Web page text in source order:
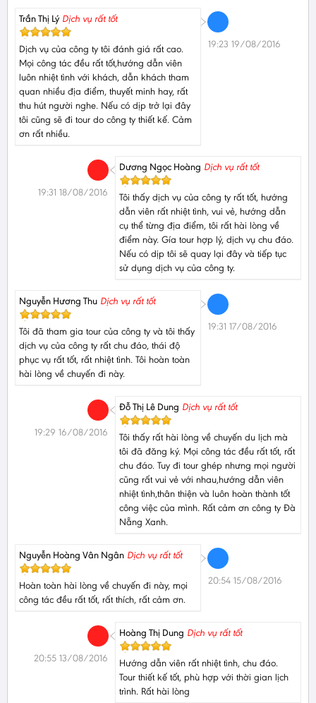
Trần Thị Lý Dịch vụ rất tốt
Dịch vụ của công ty tôi đánh giá rất cao.
Mọi công tác đều rất tốt,hướng dẫn viên
luôn nhiệt tình với khách, dẫn khách tham
quan nhiều địa điểm, thuyết minh hay, rất
thu hút người nghe. Nếu có dịp trở lại đây
tôi cũng sẽ đi tour do công ty thiết kế. Cảm
ơn rất nhiều.
19:23 19/08/2016
Dương Ngọc Hoàng Dịch vụ rất tốt
Tôi thấy dịch vụ của công ty rất tốt, hướng
dẫn viên rất nhiệt tình, vui vẻ, hướng dẫn
cụ thể từng địa điểm, tôi rất hài lòng về
điểm này. Gía tour hợp lý, dịch vụ chu đáo.
Nếu có dịp tôi sẽ quay lại đây và tiếp tục
sử dụng dịch vụ của công ty.
19:31 18/08/2016
Nguyễn Hương Thu Dịch vụ rất tốt
Tôi đã tham gia tour của công ty và tôi thấy
dịch vụ của công ty rất chu đáo, thái độ
phục vụ rất tốt, rất nhiệt tình. Tôi hoàn toàn
hài lòng về chuyến đi này.
19:31 17/08/2016
Đỗ Thị Lê Dung Dịch vụ rất tốt
Tôi thấy rất hài lòng về chuyến du lịch mà
tôi đã đăng ký. Mọi công tác đều rất tốt, rất
chu đáo. Tuy đi tour ghép nhưng mọi người
cũng rất vui vẻ với nhau,hướng dẫn viên
nhiệt tình,thân thiện và luôn hoàn thành tốt
công việc của mình. Rất cảm ơn công ty Đà
Nẵng Xanh.
19:29 16/08/2016
Nguyễn Hoàng Vân Ngân Dịch vụ rất tốt
Hoàn toàn hài lòng về chuyến đi này, mọi
công tác đều rất tốt, rất thích, rất cảm ơn.
20:54 15/08/2016
Hoàng Thị Dung Dịch vụ rất tốt
Hướng dẫn viên rất nhiệt tình, chu đáo.
Tour thiết kế tốt, phù hợp với thời gian lịch
trình. Rất hài lòng
20:55 13/08/2016